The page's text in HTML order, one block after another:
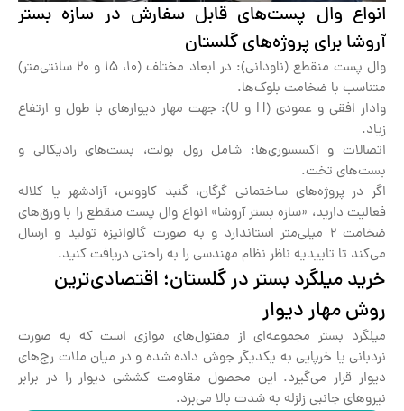
انواع وال پست‌های قابل سفارش در سازه بستر
آروشا برای پروژه‌های گلستان
وال پست منقطع (ناودانی): در ابعاد مختلف (۱۰، ۱۵ و ۲۰ سانتی‌متر)
متناسب با ضخامت بلوک‌ها.
وادار افقی و عمودی (H و U): جهت مهار دیوارهای با طول و ارتفاع
زیاد.
اتصالات و اکسسوری‌ها: شامل رول بولت، بست‌های رادیکالی و
بست‌های تخت.
اگر در پروژه‌های ساختمانی گرگان، گنبد کاووس، آزادشهر یا کلاله
فعالیت دارید، «سازه بستر آروشا» انواع وال پست منقطع را با ورق‌های
ضخامت ۲ میلی‌متر استاندارد و به صورت گالوانیزه تولید و ارسال
می‌کند تا تاییدیه ناظر نظام مهندسی را به راحتی دریافت کنید.
خرید میلگرد بستر در گلستان؛ اقتصادی‌ترین
روش مهار دیوار
میلگرد بستر مجموعه‌ای از مفتول‌های موازی است که به صورت
نردبانی یا خرپایی به یکدیگر جوش داده شده و در میان ملات رج‌های
دیوار قرار می‌گیرد. این محصول مقاومت کششی دیوار را در برابر
نیروهای جانبی زلزله به شدت بالا می‌برد.